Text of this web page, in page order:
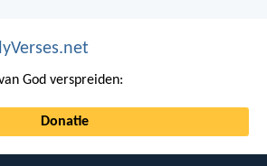
God verspreiden:
Donatie